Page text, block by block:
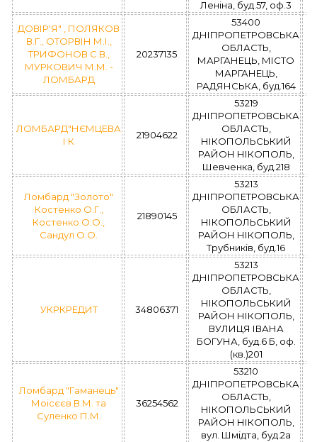
Леніна, буд.57, оф.3
ДОВІР'Я" , ПОЛЯКОВ
В.Г., ОТОРВІН М.І.,
ТРИФОНОВ С.В.,
МУРКОВИЧ М.М. -
ЛОМБАРД
20237135
53400
ДНІПРОПЕТРОВСЬКА
ОБЛАСТЬ,
МАРГАНЕЦЬ, МІСТО
МАРГАНЕЦЬ,
РАДЯНСЬКА, буд.164
ЛОМБАРД"НЄМЦЕВА
І К
21904622
53219
ДНІПРОПЕТРОВСЬКА
ОБЛАСТЬ,
НІКОПОЛЬСЬКИЙ
РАЙОН НІКОПОЛЬ,
Шевченка, буд.218
Ломбард "Золото"
Костенко О.Г.,
Костенко О.О.,
Сандул О.О.
21890145
53213
ДНІПРОПЕТРОВСЬКА
ОБЛАСТЬ,
НІКОПОЛЬСЬКИЙ
РАЙОН НІКОПОЛЬ,
Трубників, буд.16
УКРКРЕДИТ 34806371
53213
ДНІПРОПЕТРОВСЬКА
ОБЛАСТЬ,
НІКОПОЛЬСЬКИЙ
РАЙОН НІКОПОЛЬ,
ВУЛИЦЯ ІВАНА
БОГУНА, буд.6 Б, оф.
(кв.)201
Ломбард "Гаманець"
Моісєєв В.М. та
Суленко П.М.
36254562
53210
ДНІПРОПЕТРОВСЬКА
ОБЛАСТЬ,
НІКОПОЛЬСЬКИЙ
РАЙОН НІКОПОЛЬ,
вул. Шмідта, буд.2а